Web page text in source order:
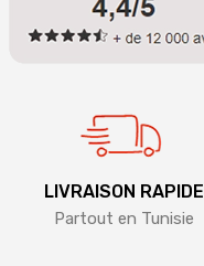
LIVRAISON RAPIDE
Partout en Tunisie